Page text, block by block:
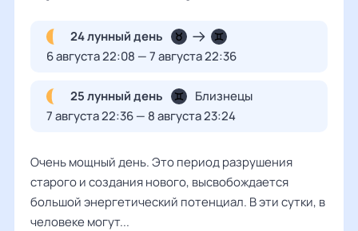
24 лунный день
6 августа 22:08 — 7 августа 22:36
25 лунный день
Близнецы
7 августа 22:36 — 8 августа 23:24
Очень мощный день. Это период разрушения
старого и создания нового, высвобождается
большой энергетический потенциал. В эти сутки, в
человеке могут...